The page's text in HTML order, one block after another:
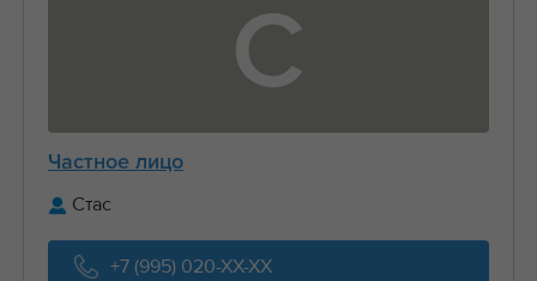
С
Частное лицо
Стас
+7 (995) 020-XX-XX